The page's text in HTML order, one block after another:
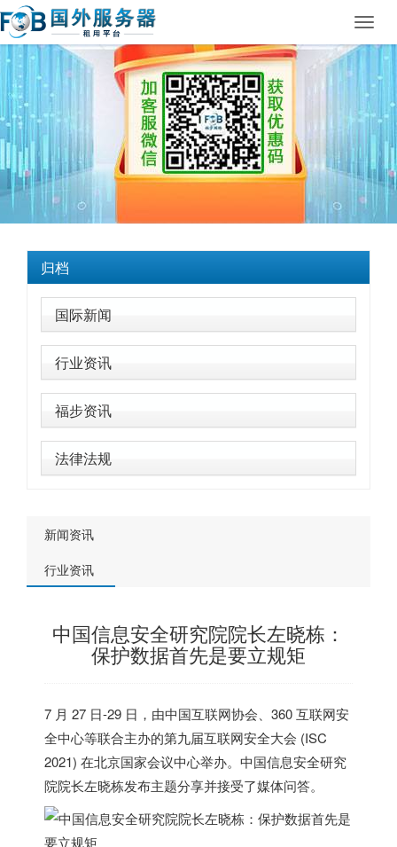
归档
国际新闻
行业资讯
福步资讯
法律法规
新闻资讯
行业资讯
中国信息安全研究院院长左晓栋：
保护数据首先是要立规矩
7 月 27 日-29 日，由中国互联网协会、360 互联网安
全中心等联合主办的第九届互联网安全大会 (ISC
2021) 在北京国家会议中心举办。中国信息安全研究
院院长左晓栋发布主题分享并接受了媒体问答。